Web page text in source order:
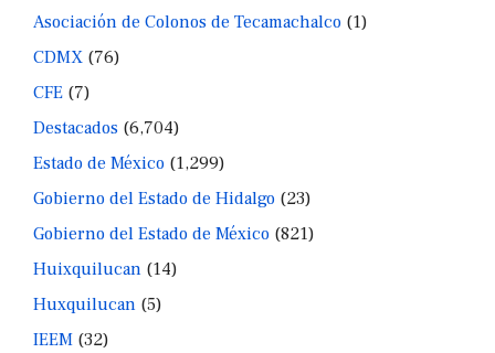
Asociación de Colonos de Tecamachalco (1)
CDMX (76)
CFE (7)
Destacados (6,704)
Estado de México (1,299)
Gobierno del Estado de Hidalgo (23)
Gobierno del Estado de México (821)
Huixquilucan (14)
Huxquilucan (5)
IEEM (32)